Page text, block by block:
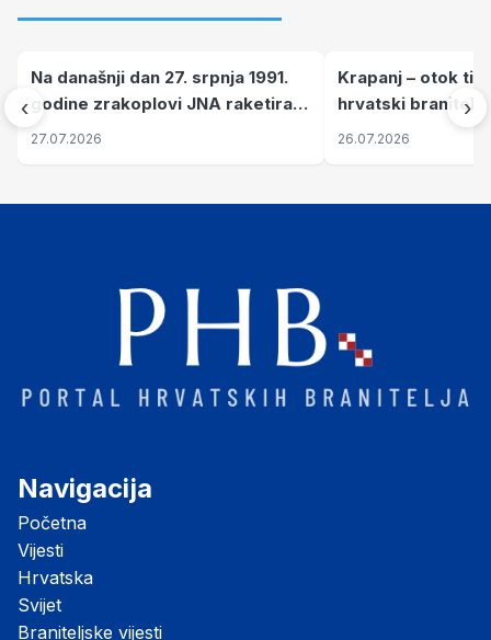
‹
Na današnji dan 27. srpnja 1991.
godine zrakoplovi JNA raketirali
su vojarnu i obučni centar "Nikola
27.07.2026
Krapanj – otok
hrvatski branitelji
pronalaze mir
26.07.2026
›
Navigacija
Početna
Vijesti
Hrvatska
Svijet
Braniteljske vijesti